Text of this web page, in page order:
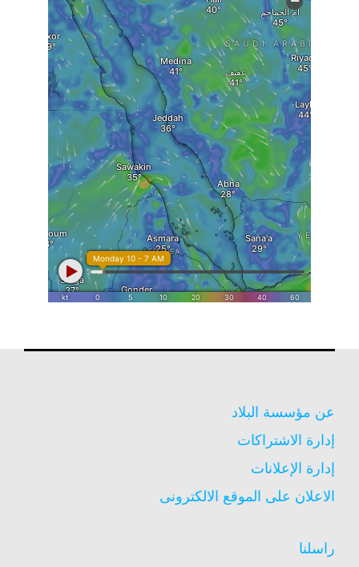
عن مؤسسة البلاد
إدارة الاشتراكات
إدارة الإعلانات
الاعلان على الموقع الالكترونى
راسلنا